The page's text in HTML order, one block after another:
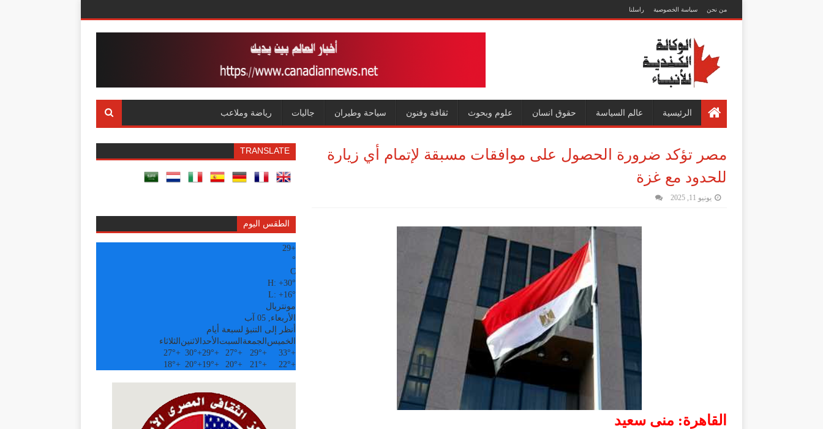
من نحن سياسة الخصوصية راسلنا
الرئيسية عالم السياسة حقوق انسان علوم وبحوث ثقافة وفنون سياحة وطيران جاليات رياضة وملاعب
مصر تؤكد ضرورة الحصول على موافقات مسبقة لإتمام أي زيارة
للحدود مع غزة
يونيو 11, 2025
القاهرة: منى سعيد
TRANSLATE
الطقس اليوم
+
29
°
C
H: +30°
L: +16°
مونتريال
الأربعاء, 05 آب
أنظر إلى التنبؤ لسبعة أيام
الخميس الجمعة السبت الأحد الاثنين الثلاثاء
+
33°
+
29°
+
27°
+
29°
+
30°
+
27°
+
22°
+
21°
+
20°
+
19°
+
20°
+
18°